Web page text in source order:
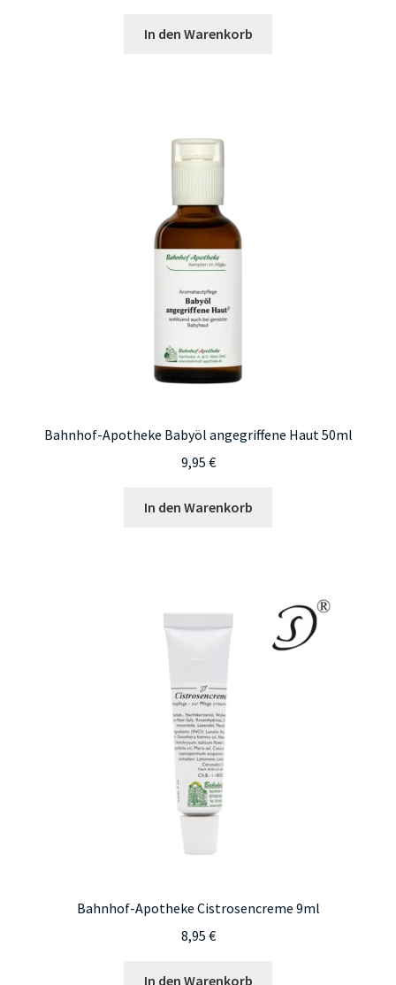
In den Warenkorb
Bahnhof-Apotheke Babyöl angegriffene Haut 50ml
9,95 €
In den Warenkorb
Bahnhof-Apotheke Cistrosencreme 9ml
8,95 €
In den Warenkorb